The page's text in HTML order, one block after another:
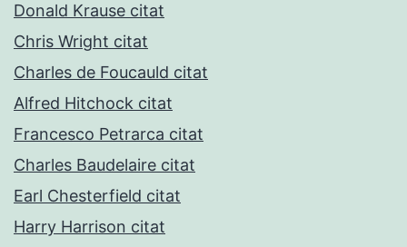
Donald Krause citat
Chris Wright citat
Charles de Foucauld citat
Alfred Hitchock citat
Francesco Petrarca citat
Charles Baudelaire citat
Earl Chesterfield citat
Harry Harrison citat